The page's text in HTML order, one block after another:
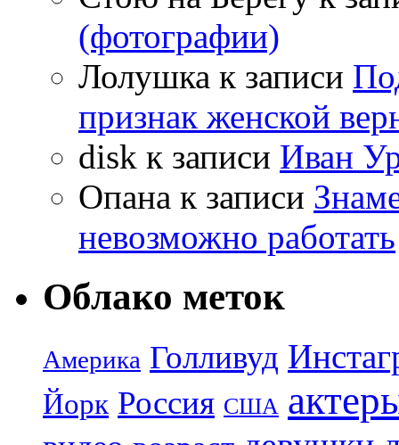
(фотографии)
Лолушка к записи
признак женской
disk к записи Иван
Опана к записи
невозможно работать
Облако меток
Америка Голливуд
Йорк Россия США